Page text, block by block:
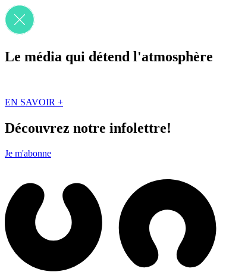
Le média qui détend l'atmosphère
EN SAVOIR +
Découvrez notre infolettre!
Je m'abonne